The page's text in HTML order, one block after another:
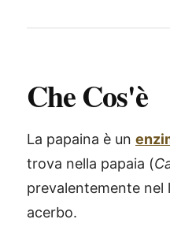
Che Cos'è
La papaina è un
trova nella papaia (
prevalentemente
acerbo.